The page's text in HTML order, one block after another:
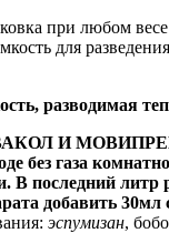
при любом
для
разводимая
И МОВИПРЕП
без газа
В последний литр
добавить 30мл
эспумизан,